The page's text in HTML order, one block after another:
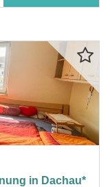
in Dachau*